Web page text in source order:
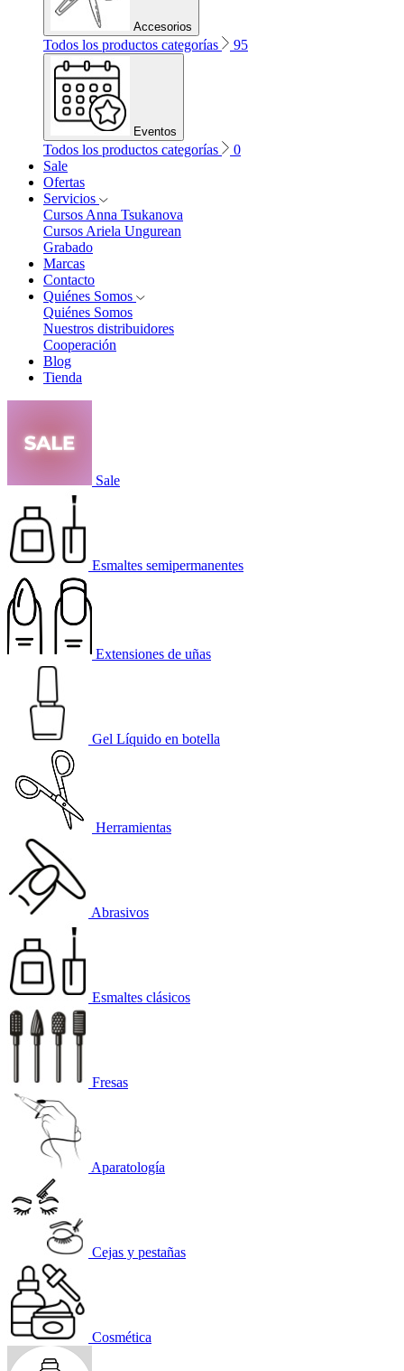
Accesorios
Todos los productos categorías 95
Eventos
Todos los productos categorías
0
Sale
Ofertas
Servicios
Cursos Anna Tsukanova
Cursos Ariela Ungurean
Grabado
Marcas
Contacto
Quiénes Somos
Quiénes Somos
Nuestros distribuidores
Cooperación
Blog
Tienda
Sale
Esmaltes semipermanentes
Extensiones de uñas
Gel Líquido en botella
Herramientas
Abrasivos
Esmaltes clásicos
Fresas
Aparatología
Cejas y pestañas
Cosmética